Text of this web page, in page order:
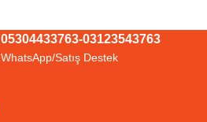
05304433763-03123543763
WhatsApp/Satış Destek